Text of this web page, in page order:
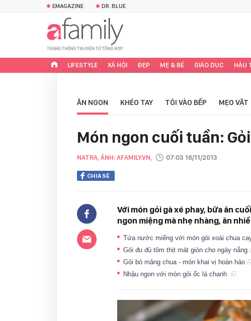
EMAGAZINE DR. BLUE
LIFESTYLE XÃ HỘI ĐẸP MẸ & BÉ GIÁO DỤC HẬU
ĂN NGON KHÉO TAY TÔI VÀO BẾP MẸO VẶT
Món ngon cuối tuần:
NATRA, ẢNH: AFAMILY.VN, 07:03 16/11/2013
CHIA SẺ
Với món gỏi gà xé phay, bữa ăn
ngon miệng mà nhẹ nhàng, ăn
Tứa nước miếng với món gỏi xoài chua
Gỏi đu đủ tôm thịt mát giòn cho ngày nắng
Gỏi bò măng chua - món khai vị hoàn hảo
Nhậu ngon với món gỏi ốc lá chanh